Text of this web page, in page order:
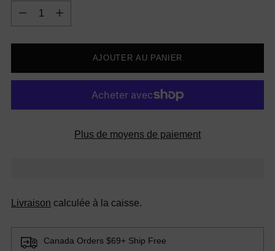
Quantité
AJOUTER AU PANIER
Plus de moyens de paiement
Livraison calculée à la caisse.
Canada Orders $69+ Ship Free